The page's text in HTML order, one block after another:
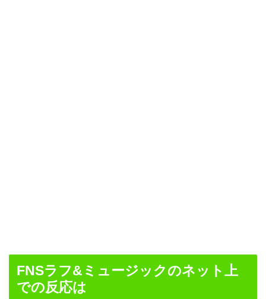
FNSラフ&ミュージックのネット上
での反応は